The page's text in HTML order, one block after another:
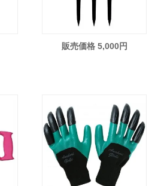
販売価格 5,000円